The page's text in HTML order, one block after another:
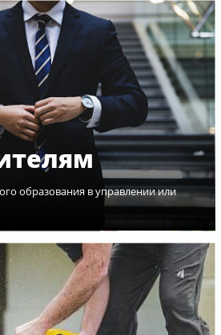
образования в управлении или